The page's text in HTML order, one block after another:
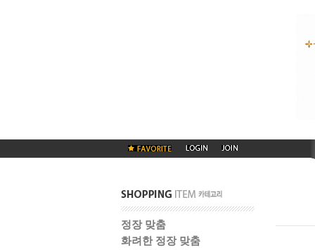
정장 맞춤
화려한 정장 맞춤